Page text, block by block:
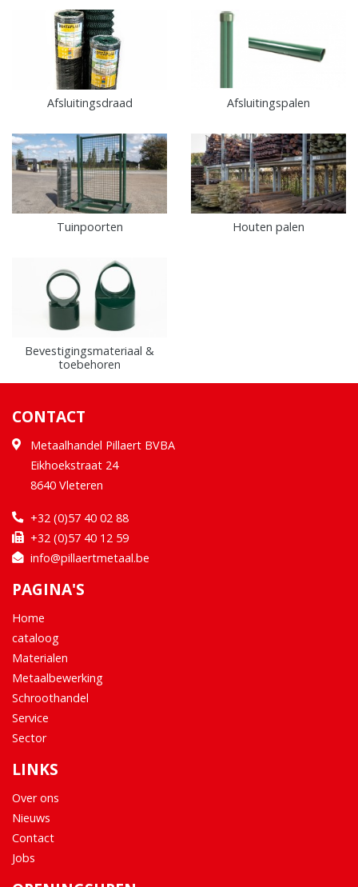
Afsluitingsdraad Afsluitingspalen
Tuinpoorten Houten palen
Bevestigingsmateriaal &
toebehoren
CONTACT
Metaalhandel Pillaert BVBA
Eikhoekstraat 24
8640 Vleteren
+32 (0)57 40 02 88
+32 (0)57 40 12 59
info@pillaertmetaal.be
PAGINA'S
Home
cataloog
Materialen
Metaalbewerking
Schroothandel
Service
Sector
LINKS
Over ons
Nieuws
Contact
Jobs